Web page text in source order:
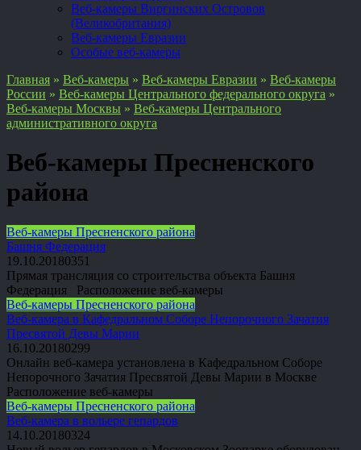
Веб-камеры Виргинских Островов
(Великобритания)
Веб-камеры Евразии
Особые веб-камеры
Главная » Веб-камеры » Веб-камеры Евразии » Веб-камеры
России » Веб-камеры Центрального федерального округа »
Веб-камеры Москвы » Веб-камеры Центрального
административного округа
Веб-камеры Пресненского
района
Веб-камеры Пресненского района
Башня Федерация
19.10.20180351
Прямая трансляция со строительства объекта Башня
Федерация Расположение веб-камеры
Веб-камеры Пресненского района
Веб-камера в Кафедральном Соборе Непорочного Зачатия
Пресвятой Девы Марии
16.10.20180299
Онлайн веб-камера установлена в Кафедральном Соборе
Непорочного Зачатия Пресвятой Девы Марии в Москве
Расположение веб-камеры
Веб-камеры Пресненского района
Веб-камера в вольере гепардов
14.10.20180324